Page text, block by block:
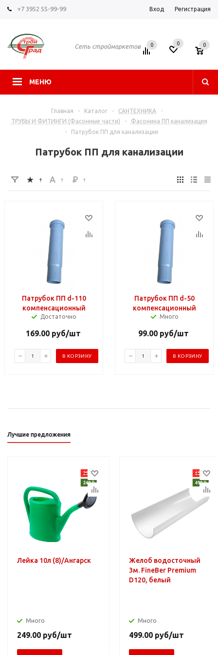
+7 3952 55-99-99 Вход Регистрация
Сеть строймаркетов
МЕНЮ
0 0 0
Главная - Каталог - САНТЕХНИКА
-
ТРУБЫ И ФИТИНГИ (Фасонные части)
-
Фасонина ПП канализация
-
Патрубок ПП для канализации
Патрубок ПП для канализации
Патрубок ПП d-110
компенсационный
Достаточно
169.00руб/шт
В КОРЗИНУ
Патрубок ПП d-50
компенсационный
Много
99.00 руб/шт
В КОРЗИНУ
Лучшие предложения
Лейка 10л (8)/Ангарск
Много
249.00 руб/шт
Желоб водосточный
3м. FineBer Premium
D120, белый
Много
499.00 руб/шт